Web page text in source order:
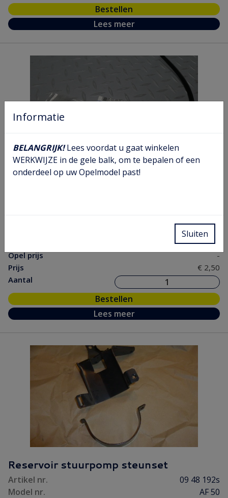
Bestellen
Lees meer
Klem diverse toepassing
Opel prijs
-
Prijs
€ 2,50
Aantal
Bestellen
Lees meer
Reservoir stuurpomp steunset
Artikel nr.
09 48 192s
Model nr.
AF 50
Informatie
BELANGRIJK!Lees voordat u gaat winkelen
WERKWIJZE in de gele balk, om te bepalen of een
onderdeel op uw Opelmodel past!
Sluiten